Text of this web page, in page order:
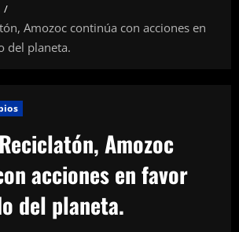
Amozoc continúa con acciones en
del planeta.
Amozoc
acciones en favor
del planeta.